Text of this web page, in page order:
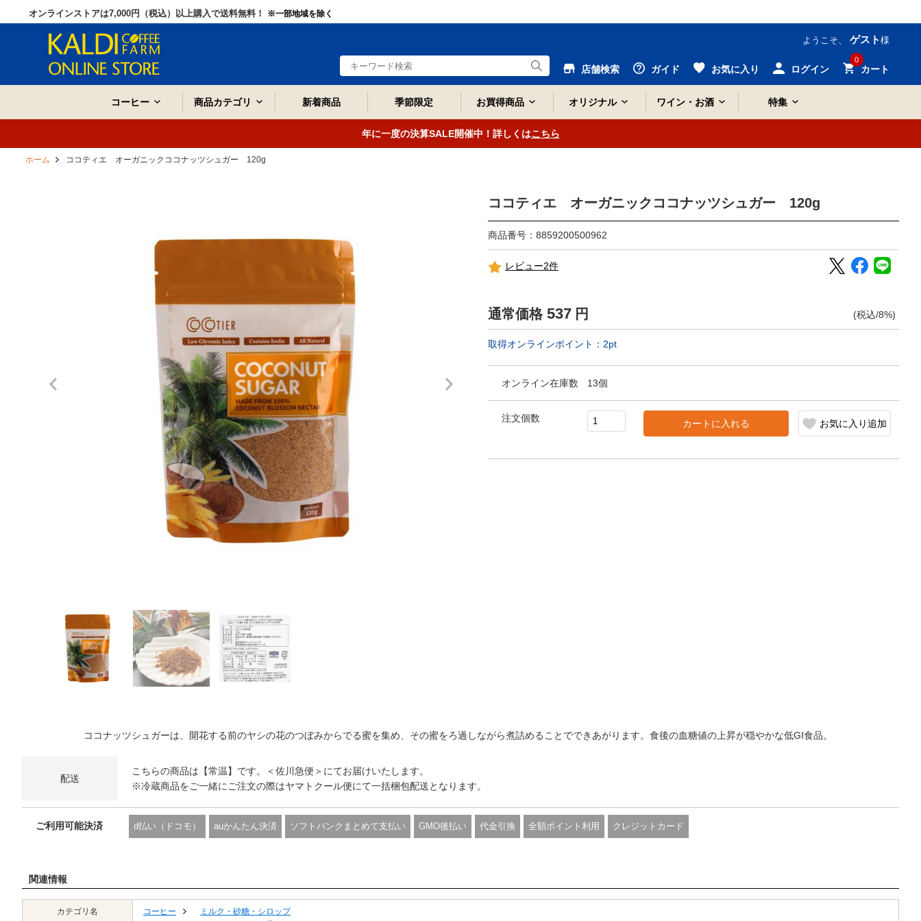
オンラインストアは7,000円（税込）以上購入で送料無料！ ※一部地域を除く
ようこそ、 ゲスト 様
店舗検索 ガイド お気に入り ログイン
0
カート
コーヒー 商品カテゴリ 新着商品 季節限定 お買得商品 オリジナル ワイン・お酒 特集
年に一度の決算SALE開催中！詳しくはこちら
ホーム ココティエ オーガニックココナッツシュガー 120g
ココティエ オーガニックココナッツシュガー 120g
商品番号：8859200500962
レビュー2件
通常価格 537 円 (税込/8%)
取得オンラインポイント： 2pt
オンライン在庫数 13個
注文個数
カートに入れる お気に入り追加
ココナッツシュガーは、開花する前のヤシの花のつぼみからでる蜜を集め、その蜜をろ過しながら煮詰めることでできあがります。食後の血糖値の上昇が穏やかな低GI食品。
配送
こちらの商品は【常温】です。＜佐川急便＞にてお届けいたします。
※冷蔵商品をご一緒にご注文の際はヤマトクール便にて一括梱包配送となります。
ご利用可能決済 d払い（ドコモ） auかんたん決済 ソフトバンクまとめて支払い GMO後払い 代金引換 全額ポイント利用 クレジットカード
関連情報
カテゴリ名 コーヒー
ミルク・砂糖・シロップ